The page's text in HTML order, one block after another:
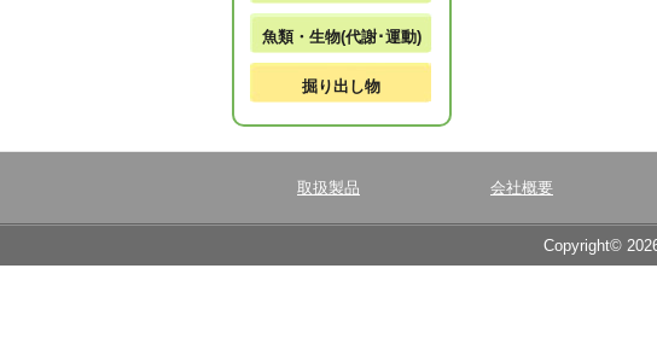
魚類・生物(代謝･運動)
掘り出し物
取扱製品 会社概要
Copyright©